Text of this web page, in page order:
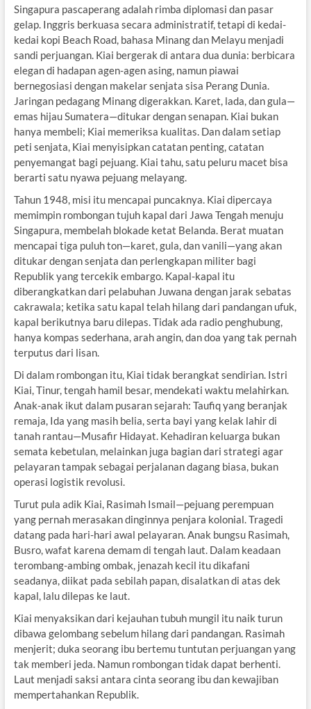
Singapura pascaperang adalah rimba diplomasi dan pasar
gelap. Inggris berkuasa secara administratif, tetapi di kedai-
kedai kopi Beach Road, bahasa Minang dan Melayu menjadi
sandi perjuangan. Kiai bergerak di antara dua dunia: berbicara
elegan di hadapan agen-agen asing, namun piawai
bernegosiasi dengan makelar senjata sisa Perang Dunia.
Jaringan pedagang Minang digerakkan. Karet, lada, dan gula—
emas hijau Sumatera—ditukar dengan senapan. Kiai bukan
hanya membeli; Kiai memeriksa kualitas. Dan dalam setiap
peti senjata, Kiai menyisipkan catatan penting, catatan
penyemangat bagi pejuang. Kiai tahu, satu peluru macet bisa
berarti satu nyawa pejuang melayang.
Tahun 1948, misi itu mencapai puncaknya. Kiai dipercaya
memimpin rombongan tujuh kapal dari Jawa Tengah menuju
Singapura, membelah blokade ketat Belanda. Berat muatan
mencapai tiga puluh ton—karet, gula, dan vanili—yang akan
ditukar dengan senjata dan perlengkapan militer bagi
Republik yang tercekik embargo. Kapal-kapal itu
diberangkatkan dari pelabuhan Juwana dengan jarak sebatas
cakrawala; ketika satu kapal telah hilang dari pandangan ufuk,
kapal berikutnya baru dilepas. Tidak ada radio penghubung,
hanya kompas sederhana, arah angin, dan doa yang tak pernah
terputus dari lisan.
Di dalam rombongan itu, Kiai tidak berangkat sendirian. Istri
Kiai, Tinur, tengah hamil besar, mendekati waktu melahirkan.
Anak-anak ikut dalam pusaran sejarah: Taufiq yang beranjak
remaja, Ida yang masih belia, serta bayi yang kelak lahir di
tanah rantau—Musafir Hidayat. Kehadiran keluarga bukan
semata kebetulan, melainkan juga bagian dari strategi agar
pelayaran tampak sebagai perjalanan dagang biasa, bukan
operasi logistik revolusi.
Turut pula adik Kiai, Rasimah Ismail—pejuang perempuan
yang pernah merasakan dinginnya penjara kolonial. Tragedi
datang pada hari-hari awal pelayaran. Anak bungsu Rasimah,
Busro, wafat karena demam di tengah laut. Dalam keadaan
terombang-ambing ombak, jenazah kecil itu dikafani
seadanya, diikat pada sebilah papan, disalatkan di atas dek
kapal, lalu dilepas ke laut.
Kiai menyaksikan dari kejauhan tubuh mungil itu naik turun
dibawa gelombang sebelum hilang dari pandangan. Rasimah
menjerit; duka seorang ibu bertemu tuntutan perjuangan yang
tak memberi jeda. Namun rombongan tidak dapat berhenti.
Laut menjadi saksi antara cinta seorang ibu dan kewajiban
mempertahankan Republik.